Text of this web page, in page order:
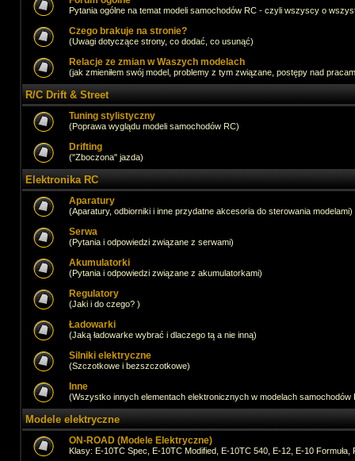
Pytania ogólne na temat modeli samochodów RC - czyli wszyscy o
Czego brakuje na stronie?
(Uwagi dotyczące strony, co dodać, co usunąć)
Relacje ze zmian w Waszych modelach
(jak zmieniłem swój model, problemy z tym związane, postępy nad
R/C Drift & Street
Tuning stylistyczny
(Poprawa wyglądu modeli samochodów RC)
Drifting
("Zboczona" jazda)
Elektronika RC
Aparatury
(Aparatury, odbiorniki i inne przydatne akcesoria do sterowania modelami)
Serwa
(Pytania i odpowiedzi związane z serwami)
Akumulatorki
(Pytania i odpowiedzi związane z akumulatorkami)
Regulatory
(Jaki i do czego? )
Ładowarki
(Jaką ładowarke wybrać i dlaczego tą a nie inną)
Silniki elektryczne
(Szczotkowe i bezszczotkowe)
Inne
(Wszystko innych elementach elektronicznych w modelach samochodów
Modele elektryczne
ON-ROAD (Modele Elektryczne)
Klasy: E-10TC Spec, E-10TC Modified, E-10TC 540, E-12, E-10 Formuła,